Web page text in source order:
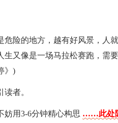
危险的地方，越有好风景，人
生又像是一场马拉松赛跑，需
》)
者。
妨用3-6分钟精心构思 ……此处